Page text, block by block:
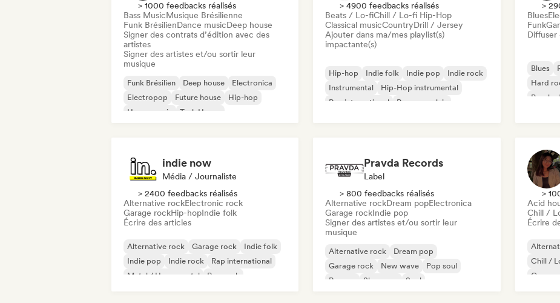
> 1000 feedbacks réalisés
Bass MusicMusique Brésilienne
Funk BrésilienDance musicDeep house
Signer des contrats d’édition avec des
artistes
Signer des artistes et/ou sortir leur
musique
Funk Brésilien Deep house
Electronica
Electropop
Future house
Hip-hop
House music
Tech House
> 4900 feedbacks réalisés
Beats / Lo-fiChill / Lo-fi Hip-Hop
Classical musicCountryDrill / Jersey
Ajouter dans ma/mes playlist(s)
impactante(s)
Hip-hop Indie folk Indie pop
Indie rock
Instrumental
Hip-Hop instrumental
Rap international
Rap en anglais
>
Blues
Funk
Diffuser
Blues
Hard
indie now
Média / Journaliste
> 2400 feedbacks réalisés
Alternative rockElectronic rock
Garage rockHip-hopIndie folk
Écrire des articles
Alternative rock Garage rock
Indie folk
Indie pop
Indie rock
Rap international
Metal / Heavy metal
Pop rock
Pravda Records
Label
> 800 feedbacks réalisés
Alternative rockDream popElectronica
Garage rockIndie pop
Signer des artistes et/ou sortir leur
musique
Alternative rock
Dream pop
Garage rock
New wave
Pop soul
Reggae
Shoegaze Soul
>
Acid
Chill /
Écrire
Chill /